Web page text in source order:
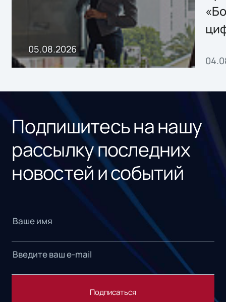
хранения данных
05.08.2026
Подпишитесь на нашу
рассылку последних
новостей и событий
Подписаться